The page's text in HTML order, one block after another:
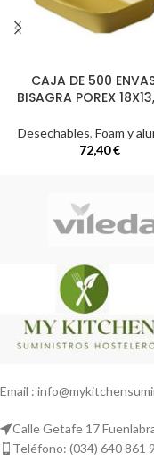
CAJA DE 500
BISAGRA POREX
Desechables, Foam y
72,40€
Email :
Calle Getafe 17
Teléfono: (034) 640 861